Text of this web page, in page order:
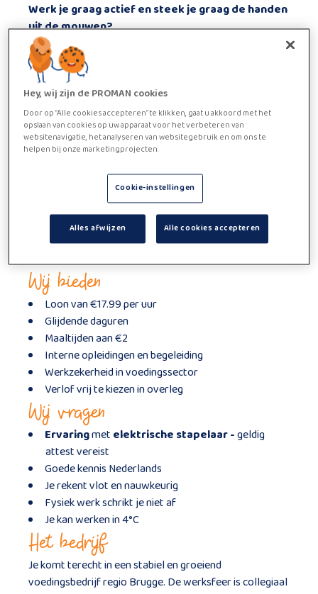
Werk je graag actief en steek je graag de handen
uit de mouwen?
Zoek je een job met afwisseling in een stabiele
sector?
Als orderpicker in dagploeg zorg jij ervoor dat
alles op rolletjes loopt.
Je werkt in een moderne omgeving met
duidelijke structuur en fijne collega’s.
Functie beschrijving
Als orderpicker verzamel je bestellingen in een gekoelde
omgeving. Je werkt met een scansysteem en een
elektrische stapelaar. Je kan ook ingezet worden in de
voorbereidingsafdeling waar je grondstoffen klaarzet
voor productie. Jij zorgt ervoor dat alles correct en op
tijd klaarstaat.
Wij bieden
Loon van €17.99 per uur
Glijdende daguren
Maaltijden aan €2
Interne opleidingen en begeleiding
Werkzekerheid in voedingssector
Verlof vrij te kiezen in overleg
Wij vragen
Ervaringmet elektrische stapelaar -geldig
attest vereist
Goede kennis Nederlands
Je rekent vlot en nauwkeurig
Fysiek werk schrikt je niet af
Je kan werken in 4°C
Het bedrijf
Je komt terecht in een stabiel en groeiend
voedingsbedrijf regio Brugge. De werksfeer is collegiaal
Hey, wij zijn de PROMAN cookies
Door op “Alle cookies accepteren” te klikken, gaat u akkoord met het
opslaan van cookies op uw apparaat voor het verbeteren van
websitenavigatie, het analyseren van websitegebruik en om ons te
helpen bij onze marketingprojecten.
Cookie-instellingen
Alles afwijzen Alle cookies accepteren